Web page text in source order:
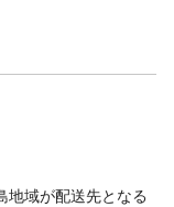
地域が配送先となる